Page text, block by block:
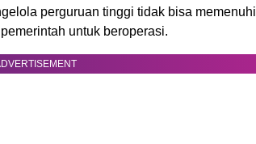
perguruan tinggi tidak bisa memenuhi
untuk beroperasi.